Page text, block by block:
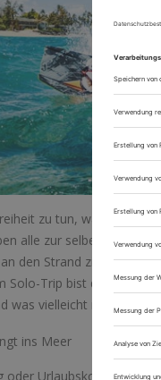
zu tun, was du
alle zur selben Zeit
den Strand zieht. Oder
Solo-Trip bist du der
was vielleicht noch viel
oder